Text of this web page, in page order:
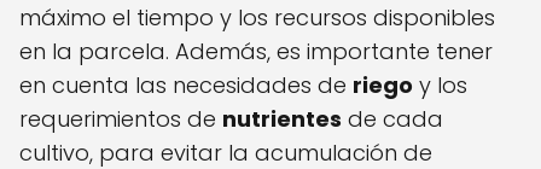
máximo el tiempo y los recursos disponibles
en la parcela. Además, es importante tener
en cuenta las necesidades de riego y los
requerimientos de nutrientes de cada
cultivo, para evitar la acumulación de